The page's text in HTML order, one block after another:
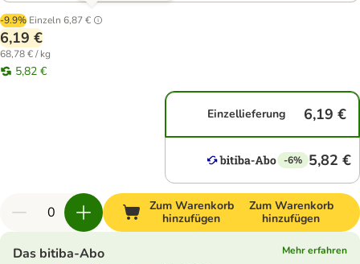
-9.9% Einzeln 6,87 €
6,19 €
68,78 € / kg
5,82 €
Einzellieferung 6,19 €
-6% 5,82 €
Zum Warenkorb
hinzufügen
Zum Warenkorb
hinzufügen
Das bitiba-Abo
Mehr erfahren